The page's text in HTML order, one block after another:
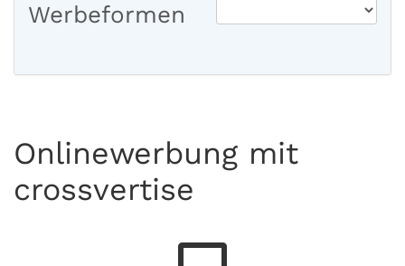
Werbeformen
Onlinewerbung mit
crossvertise